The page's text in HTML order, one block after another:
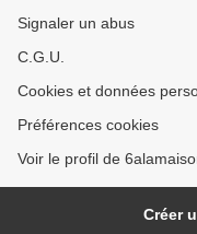
Signaler un abus
C.G.U.
Cookies et données
Préférences cookies
Voir le profil de
Créer